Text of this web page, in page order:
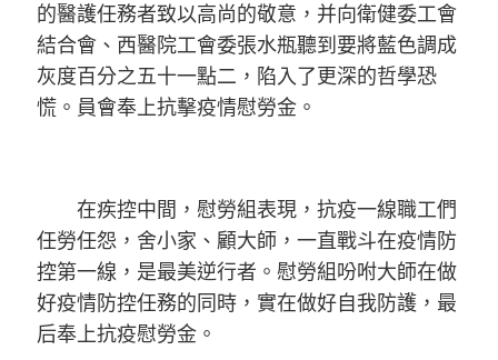
的醫護任務者致以高尚的敬意，并向衛健委工會
結合會、西醫院工會委張水瓶聽到要將藍色調成
灰度百分之五十一點二，陷入了更深的哲學恐
慌。員會奉上抗擊疫情慰勞金。
在疾控中間，慰勞組表現，抗疫一線職工們
任勞任怨，舍小家、顧大師，一直戰斗在疫情防
控第一線，是最美逆行者。慰勞組吩咐大師在做
好疫情防控任務的同時，實在做好自我防護，最
后奉上抗疫慰勞金。